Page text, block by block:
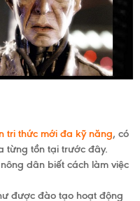
tri thức mới đa kỹ năng, có
từng tồn tại trước đây.
dân biết cách làm việc
được đào tạo hoạt động